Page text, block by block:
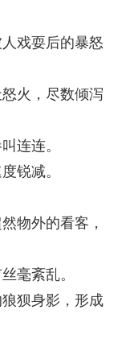
戏耍后的暴怒
火，尽数倾泻
连连。
锐减。
物外的看客，
毫紊乱。
狈身影，形成